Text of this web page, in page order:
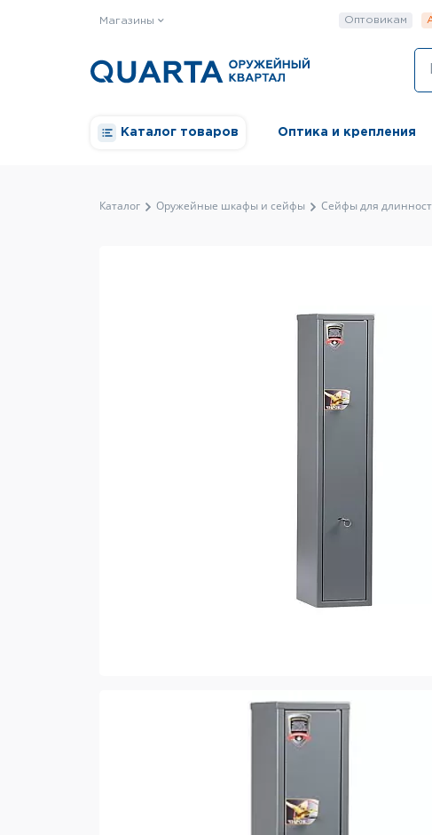
Магазины Оптовикам
Каталог товаров Оптика и крепления
Каталог Оружейные шкафы и сейфы Сейфы для